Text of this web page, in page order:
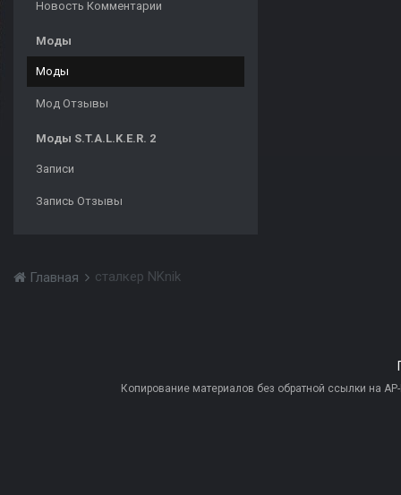
Новость Комментарии
Моды
Моды
Мод Отзывы
Моды S.T.A.L.K.E.R. 2
Записи
Запись Отзывы
Главная сталкер NKnik
Копирование материалов без обратной ссылки на